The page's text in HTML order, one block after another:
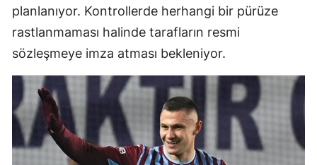
planlanıyor. Kontrollerde herhangi bir pürüze
rastlanmaması halinde tarafların resmi
sözleşmeye imza atması bekleniyor.